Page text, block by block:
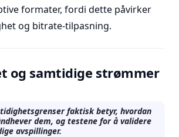
formater, fordi dette påvirker
og bitrate-tilpasning.
og samtidige strømmer
faktisk betyr, hvordan
dem, og testene for å validere
avspillinger.